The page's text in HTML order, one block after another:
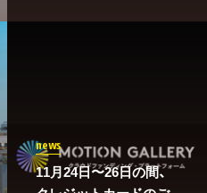
news
11月24日〜26日の間、